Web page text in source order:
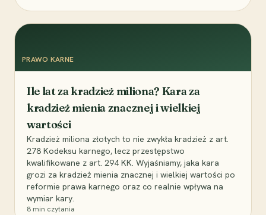
PRAWO KARNE
Ile lat za kradzież miliona? Kara za
kradzież mienia znacznej i wielkiej
wartości
Kradzież miliona złotych to nie zwykła kradzież z art.
278 Kodeksu karnego, lecz przestępstwo
kwalifikowane z art. 294 KK. Wyjaśniamy, jaka kara
grozi za kradzież mienia znacznej i wielkiej wartości po
reformie prawa karnego oraz co realnie wpływa na
wymiar kary.
8 min czytania